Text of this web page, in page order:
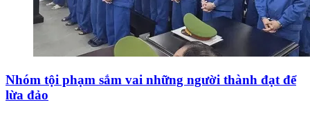
Nhóm tội phạm sắm vai những người thành đạt để
lừa đảo